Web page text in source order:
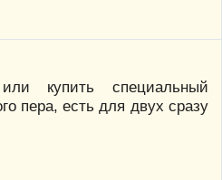
купить специальный
пера, есть для двух сразу